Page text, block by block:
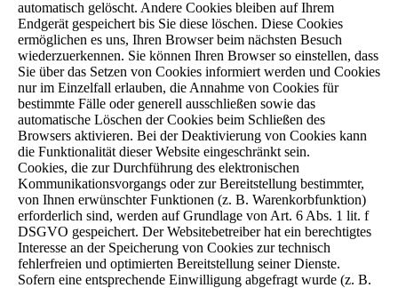
automatisch gelöscht. Andere Cookies bleiben auf Ihrem
Endgerät gespeichert bis Sie diese löschen. Diese Cookies
ermöglichen es uns, Ihren Browser beim nächsten Besuch
wiederzuerkennen. Sie können Ihren Browser so einstellen, dass
Sie über das Setzen von Cookies informiert werden und Cookies
nur im Einzelfall erlauben, die Annahme von Cookies für
bestimmte Fälle oder generell ausschließen sowie das
automatische Löschen der Cookies beim Schließen des
Browsers aktivieren. Bei der Deaktivierung von Cookies kann
die Funktionalität dieser Website eingeschränkt sein.
Cookies, die zur Durchführung des elektronischen
Kommunikationsvorgangs oder zur Bereitstellung bestimmter,
von Ihnen erwünschter Funktionen (z. B. Warenkorbfunktion)
erforderlich sind, werden auf Grundlage von Art. 6 Abs. 1 lit. f
DSGVO gespeichert. Der Websitebetreiber hat ein berechtigtes
Interesse an der Speicherung von Cookies zur technisch
fehlerfreien und optimierten Bereitstellung seiner Dienste.
Sofern eine entsprechende Einwilligung abgefragt wurde (z. B.